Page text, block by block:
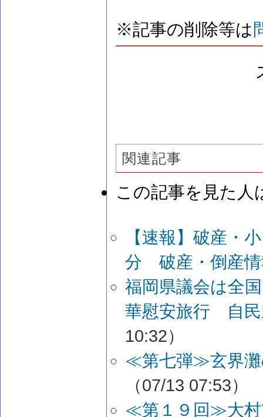
※記事の削除等は
関連記事
この記事を見た人
【速報】破産・
分 破産・倒産
福岡県議会は全
華慰安旅行 自民
10:32）
≪第七弾≫玄界灘
（07/13 07:53）
≪第１９回≫大村